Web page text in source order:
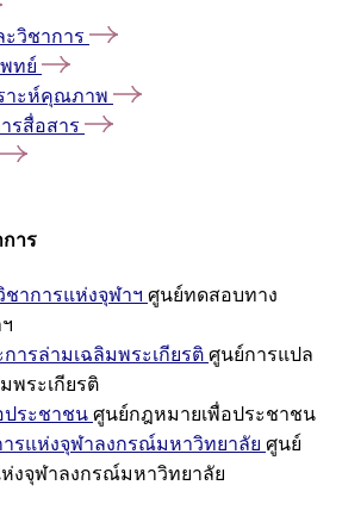
วิชาการ
ทย์
าะห์คุณภาพ
รสื่อสาร
าร
าการแห่งจุฬาฯ ศูนย์ทดสอบทาง
ารล่ามเฉลิมพระเกียรติ ศูนย์การแปล
พระเกียรติ
ประชาชน ศูนย์กฎหมายเพื่อประชาชน
รแห่งจุฬาลงกรณ์มหาวิทยาลัย ศูนย์
งจุฬาลงกรณ์มหาวิทยาลัย